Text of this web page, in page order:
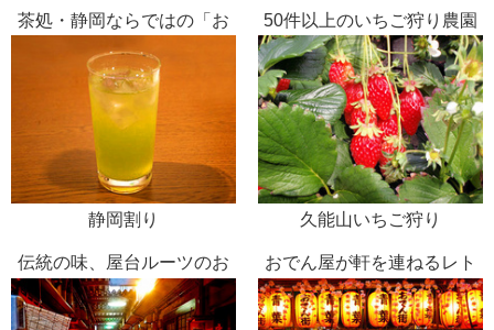
茶処・静岡ならではの「お
茶割り」
静岡割り
50件以上のいちご狩り農園
が並ぶ
久能山いちご狩り
伝統の味、屋台ルーツのお
でん街
おでん屋が軒を連ねるレト
ロな横丁